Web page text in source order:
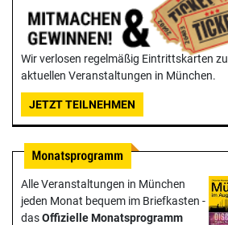
Wir verlosen regelmäßig Eintrittskarten zu
aktuellen Veranstaltungen in München.
JETZT TEILNEHMEN
Alle Veranstaltungen in München
jeden Monat bequem im Briefkasten -
dasOffizielle Monats­programm